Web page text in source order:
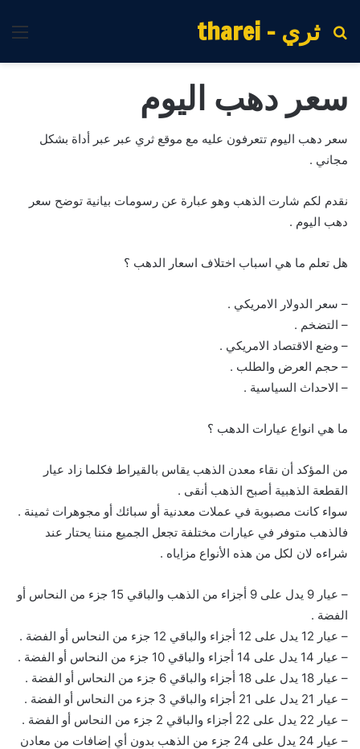
ثري - tharei
بحث
سعر دهب اليوم
سعر دهب اليوم تتعرفون عليه مع موقع ثري عبر عبر أداة بشكل
مجاني .
نقدم لكم شارت الذهب وهو عبارة عن رسومات بيانية توضح سعر
دهب اليوم .
هل تعلم ما هي اسباب اختلاف اسعار الدهب ؟
– سعر الدولار الامريكي .
– التضخم .
– وضع الاقتصاد الامريكي .
– حجم العرض والطلب .
– الاحداث السياسية .
ما هي انواع عيارات الدهب ؟
من المؤكد أن نقاء معدن الذهب يقاس بالقيراط فكلما زاد عيار
القطعة الذهبية أصبح الذهب أنقى .
سواء كانت مصبوبة في عملات معدنية أو سبائك أو مجوهرات ثمينة .
فالذهب متوفر في عيارات مختلفة تجعل الجميع مننا يحتار عند
شراءه لان لكل من هذه الأنواع مزاياه .
– عيار 9 يدل على 9 أجزاء من الذهب والباقي 15 جزء من النحاس أو
الفضة .
– عيار 12 يدل على 12 أجزاء والباقي 12 جزء من النحاس أو الفضة .
– عيار 14 يدل على 14 أجزاء والباقي 10 جزء من النحاس أو الفضة .
– عيار 18 يدل على 18 أجزاء والباقي 6 جزء من النحاس أو الفضة .
– عيار 21 يدل على 21 أجزاء والباقي 3 جزء من النحاس أو الفضة .
– عيار 22 يدل على 22 أجزاء والباقي 2 جزء من النحاس أو الفضة .
– عيار 24 يدل على 24 جزء من الذهب بدون أي إضافات من معادن